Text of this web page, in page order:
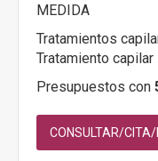
MEDIDA
Tratamientos
Tratamiento capilar
Presupuestos con
CONSULTAR/